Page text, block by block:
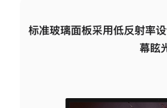
标准玻璃面板采用低反射率
幕眩